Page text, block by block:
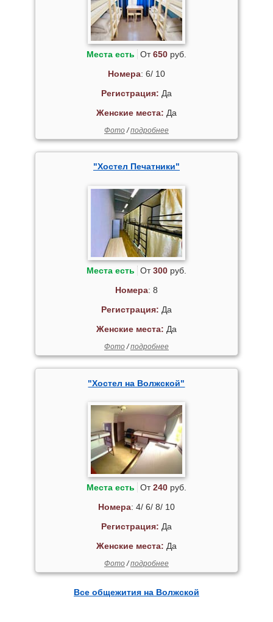
Места есть От650руб.
Номера: 6/ 10
Регистрация: Да
Женские места: Да
Фото/подробнее
"Хостел Печатники"
Места есть От300руб.
Номера: 8
Регистрация: Да
Женские места: Да
Фото/подробнее
"Хостел на Волжской"
Места есть От240руб.
Номера: 4/ 6/ 8/ 10
Регистрация: Да
Женские места: Да
Фото/подробнее
Все общежития на Волжской